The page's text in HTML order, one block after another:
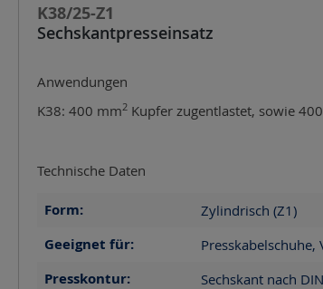
K38/25-Z1
Sechskantpresseinsatz
Anwendungen
K38: 400 mm2 Kupfer zugentlastet, sowie
Technische Daten
Form: Zylindrisch (Z1)
Geeignet für:
Presskontur: Sechskant nach